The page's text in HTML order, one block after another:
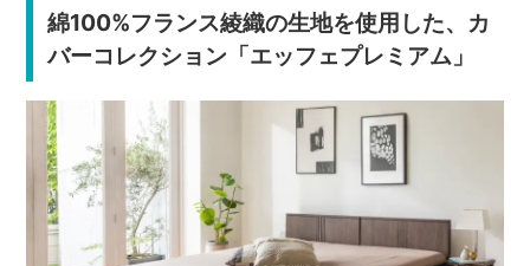
綿100%フランス綾織の生地を使用した、カ
バーコレクション「エッフェプレミアム」